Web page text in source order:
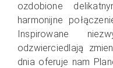
ozdobione
harmonijne
Inspirowane
odzwierciedlają
dnia oferuje nam